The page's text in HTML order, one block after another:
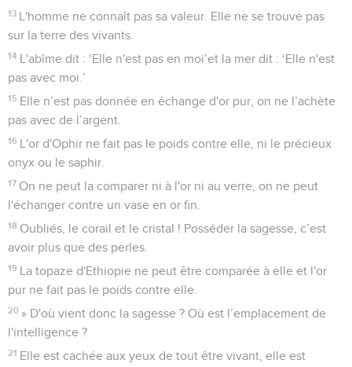
13 L'homme ne connaît pas sa valeur. Elle ne se trouve pas
sur la terre des vivants.
14 L'abîme dit : ‘Elle n'est pas en moi’et la mer dit : ‘Elle n'est
pas avec moi.’
15 Elle n’est pas donnée en échange d'or pur, on ne l’achète
pas avec de l’argent.
16 L'or d'Ophir ne fait pas le poids contre elle, ni le précieux
onyx ou le saphir.
17 On ne peut la comparer ni à l'or ni au verre, on ne peut
l'échanger contre un vase en or fin.
18 Oubliés, le corail et le cristal ! Posséder la sagesse, c’est
avoir plus que des perles.
19 La topaze d'Ethiopie ne peut être comparée à elle et l'or
pur ne fait pas le poids contre elle.
20 » D'où vient donc la sagesse ? Où est l’emplacement de
l'intelligence ?
21 Elle est cachée aux yeux de tout être vivant, elle est